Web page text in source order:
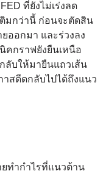
ที่ยังไม่เร่งลด
ติมกว่านี้ ก่อนจะตัดสิน
ออกมา และร่วงลง
คกราฟยังยืนเหนือ
ลับให้มายืนแถวเส้น
าสดีดกลับไปได้ถึงแนว
ทำกำไรที่แนวต้าน